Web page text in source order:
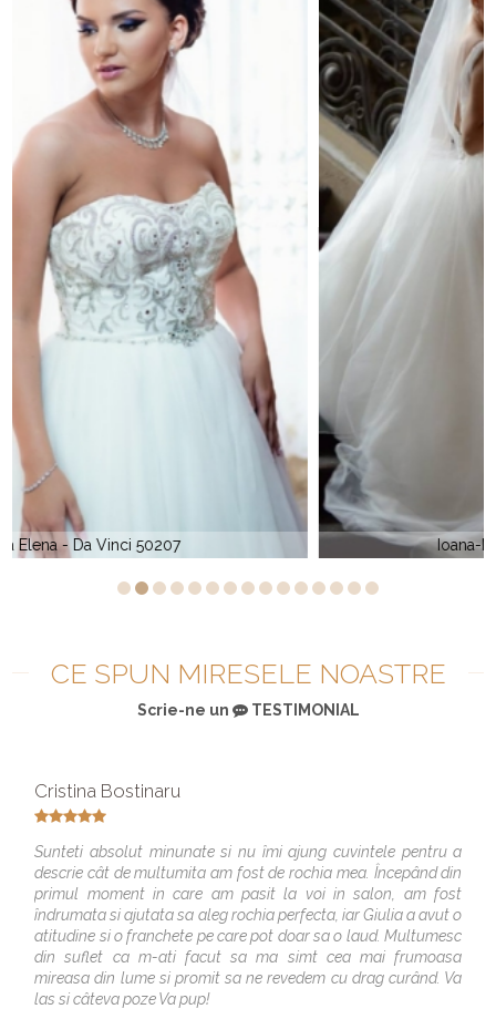
Ioana-Madeline Gardner 38020
CE SPUN MIRESELE NOASTRE
Scrie-ne un TESTIMONIAL
Cristina Bostinaru
Sunteti absolut minunate si nu îmi ajung cuvintele pentru a
descrie cât de multumita am fost de rochia mea. Începând din
primul moment in care am pasit la voi in salon, am fost
îndrumata si ajutata sa aleg rochia perfecta, iar Giulia a avut o
atitudine si o franchete pe care pot doar sa o laud. Multumesc
din suflet ca m-ati facut sa ma simt cea mai frumoasa
mireasa din lume si promit sa ne revedem cu drag curând. Va
las si câteva poze Va pup!